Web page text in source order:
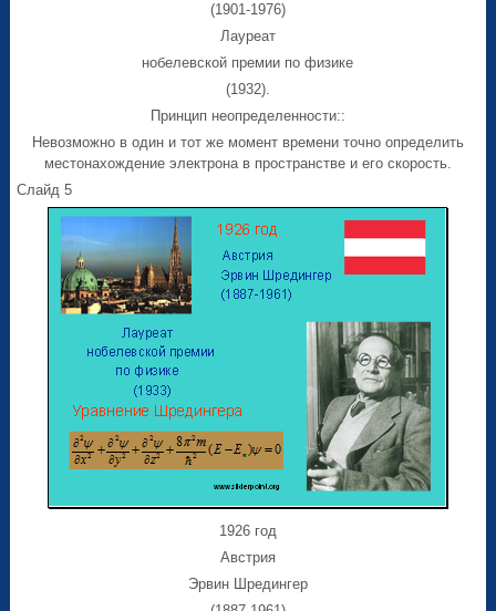
(1901-1976)
Лауреат
нобелевской премии по физике
(1932).
Принцип неопределенности::
Невозможно в один и тот же момент времени точно определить
местонахождение электрона в пространстве и его скорость.
Слайд 5
1926 год
Австрия
Эрвин Шредингер